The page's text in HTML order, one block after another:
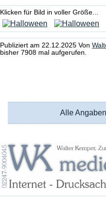
Klicken für Bild in voller Größe...
Publiziert am 22.12.2025 Von
bisher 7908 mal aufgerufen.
Alle